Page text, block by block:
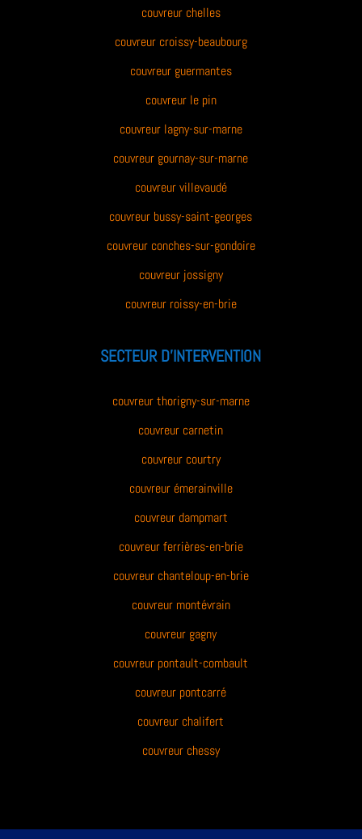
couvreur chelles
couvreur croissy-beaubourg
couvreur guermantes
couvreur le pin
couvreur lagny-sur-marne
couvreur gournay-sur-marne
couvreur villevaudé
couvreur bussy-saint-georges
couvreur conches-sur-gondoire
couvreur jossigny
couvreur roissy-en-brie
SECTEUR D’INTERVENTION
couvreur thorigny-sur-marne
couvreur carnetin
couvreur courtry
couvreur émerainville
couvreur dampmart
couvreur ferrières-en-brie
couvreur chanteloup-en-brie
couvreur montévrain
couvreur gagny
couvreur pontault-combault
couvreur pontcarré
couvreur chalifert
couvreur chessy